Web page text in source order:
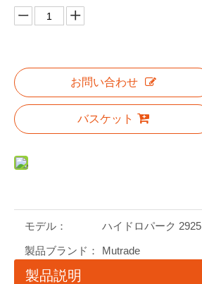
お問い合わせ
バスケット
モデル： ハイドロパーク 2925
製品ブランド： Mutrade
製品説明